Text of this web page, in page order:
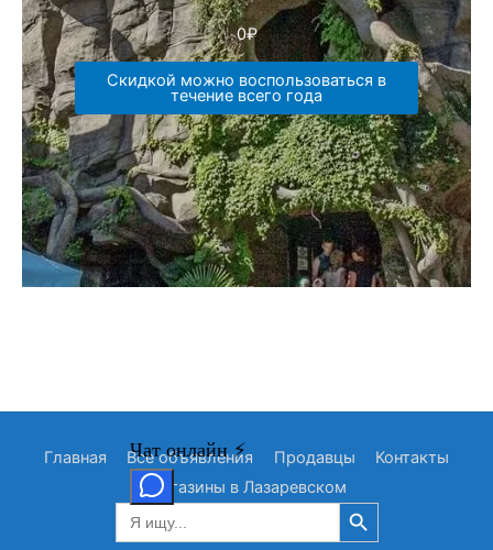
0₽
Скидкой можно воспользоваться в
течение всего года
Главная Все объявления Продавцы
Контакты
Магазины в Лазаревском
Search
for:
Search Button